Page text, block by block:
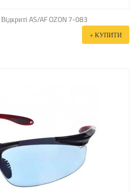
AS/AF OZON 7-083
+ КУПИТИ